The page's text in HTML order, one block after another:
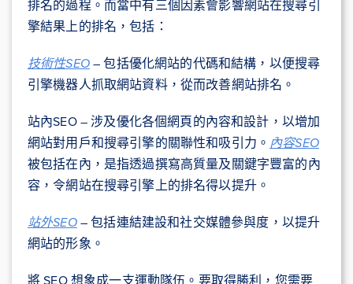
排名的過程。而當中有三個因素會影響網站在搜尋引
擎結果上的排名，包括：
技術性SEO– 包括優化網站的代碼和結構，以便搜尋
引擎機器人抓取網站資料，從而改善網站排名。
站內SEO – 涉及優化各個網頁的內容和設計，以增加
網站對用戶和搜尋引擎的關聯性和吸引力。 內容SEO
被包括在內，是指透過撰寫高質量及關鍵字豐富的內
容，令網站在搜尋引擎上的排名得以提升。
站外SEO– 包括連結建設和社交媒體參與度，以提升
網站的形象。